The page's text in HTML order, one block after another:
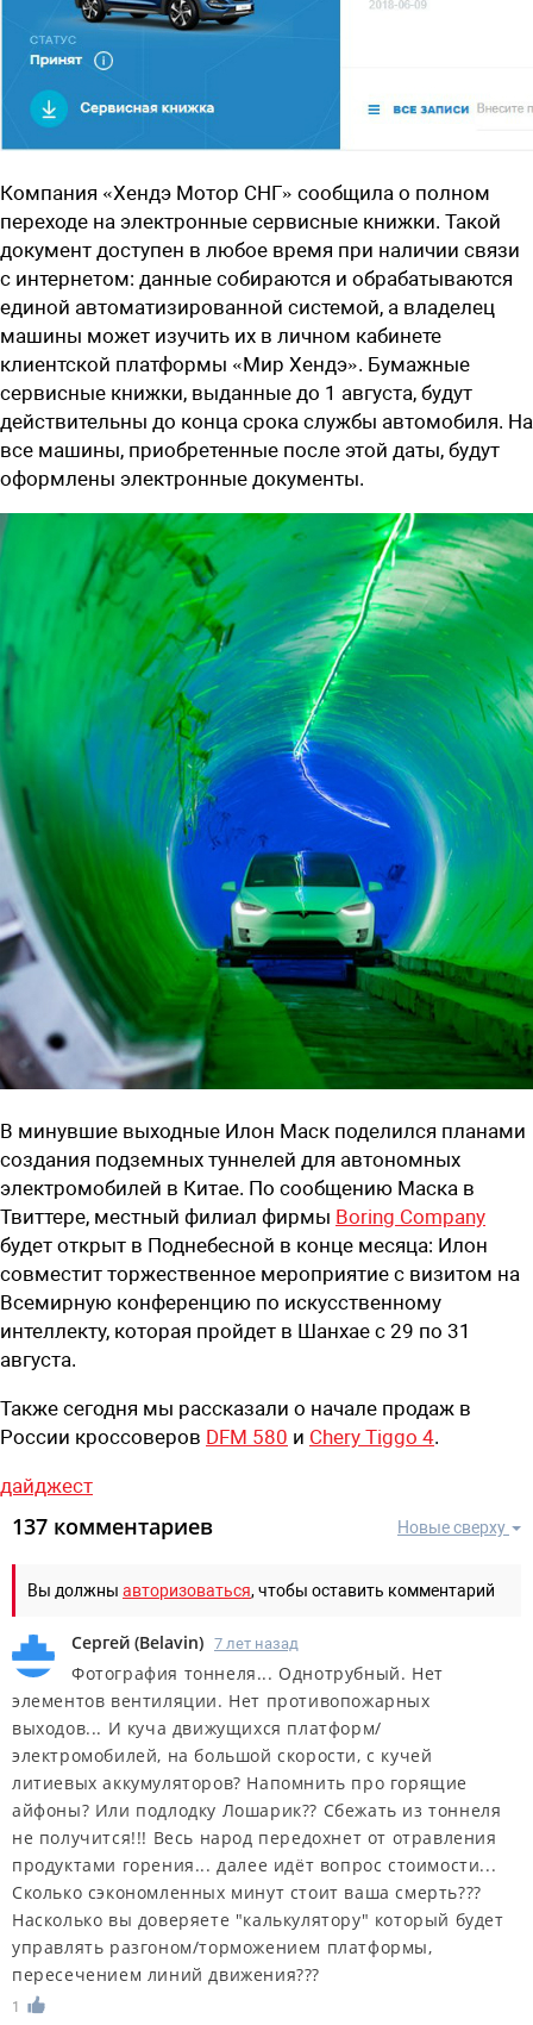
Компания «Хендэ Мотор СНГ» сообщила о полном
переходе на электронные сервисные книжки. Такой
документ доступен в любое время при наличии связи
с интернетом: данные собираются и обрабатываются
единой автоматизированной системой, а владелец
машины может изучить их в личном кабинете
клиентской платформы «Мир Хендэ». Бумажные
сервисные книжки, выданные до 1 августа, будут
действительны до конца срока службы автомобиля. На
все машины, приобретенные после этой даты, будут
оформлены электронные документы.
В минувшие выходные Илон Маск поделился планами
создания подземных туннелей для автономных
электромобилей в Китае. По сообщению Маска в
Твиттере, местный филиал фирмы Boring Company
будет открыт в Поднебесной в конце месяца: Илон
совместит торжественное мероприятие с визитом на
Всемирную конференцию по искусственному
интеллекту, которая пройдет в Шанхае с 29 по 31
августа.
Также сегодня мы рассказали о начале продаж в
России кроссоверов DFM 580 и Chery Tiggo 4.
дайджест
Новые сверху
137 комментариев
Вы должны авторизоваться, чтобы оставить комментарий
Сергей (Belavin) 7 лет назад
Фотография тоннеля... Однотрубный. Нет
элементов вентиляции. Нет противопожарных
выходов... И куча движущихся платформ/
электромобилей, на большой скорости, с кучей
литиевых аккумуляторов? Напомнить про горящие
айфоны? Или подлодку Лошарик?? Сбежать из тоннеля
не получится!!! Весь народ передохнет от отравления
продуктами горения... далее идёт вопрос стоимости...
Сколько сэкономленных минут стоит ваша смерть???
Насколько вы доверяете "калькулятору" который будет
управлять разгоном/торможением платформы,
пересечением линий движения???
1